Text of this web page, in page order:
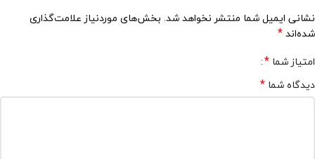
نشانی ایمیل شما منتشر نخواهد شد. بخش‌های موردنیاز علامت‌گذاری
شده‌اند*
امتیاز شما *
دیدگاه شما *